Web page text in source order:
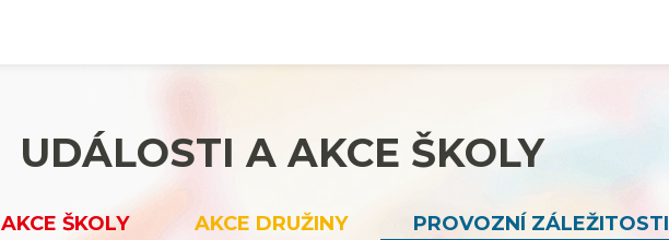
UDÁLOSTI A AKCE ŠKOLY
AKCE ŠKOLY AKCE DRUŽINY PROVOZNÍ ZÁLEŽITOSTI